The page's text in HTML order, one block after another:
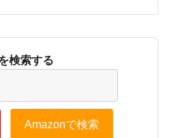
検索する
Amazonで検索